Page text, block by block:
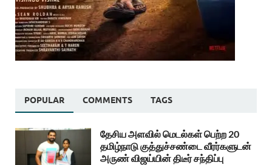
POPULAR COMMENTS TAGS
தேசிய அளவில் மெடல்கள் பெற்ற 20
தமிழ்நாடு குத்துச்சண்டை வீரர்களுடன்
அருண் விஜய்யின் திடீர் சந்திப்பு